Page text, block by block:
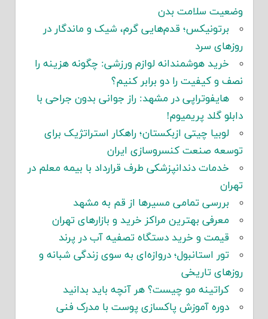
وضعیت سلامت بدن
برتونیکس؛ قدم‌هایی گرم، شیک و ماندگار در
روزهای سرد
خرید هوشمندانه لوازم ورزشی: چگونه هزینه را
نصف و کیفیت را دو برابر کنیم؟
هایفوتراپی در مشهد: راز جوانی بدون جراحی با
دابلو گلد پریمیوم!
لوبیا چیتی ازبکستان؛ راهکار استراتژیک برای
توسعه صنعت کنسروسازی ایران
خدمات دندانپزشکی طرف قرارداد با بیمه معلم در
تهران
بررسی تمامی مسیرها از قم به مشهد
معرفی بهترین مراکز خرید و بازارهای تهران
قیمت و خرید دستگاه تصفیه آب در پرند
تور استانبول؛ دروازه‌ای به سوی زندگی شبانه و
روزهای تاریخی
کراتینه مو چیست؟ هر آنچه باید بدانید
دوره آموزش پاکسازی پوست با مدرک فنی